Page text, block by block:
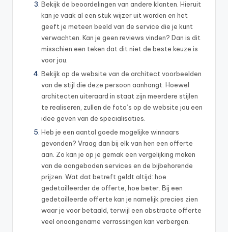
Bekijk de beoordelingen van andere klanten. Hieruit
kan je vaak al een stuk wijzer uit worden en het
geeft je meteen beeld van de service die je kunt
verwachten. Kan je geen reviews vinden? Dan is dit
misschien een teken dat dit niet de beste keuze is
voor jou.
Bekijk op de website van de architect voorbeelden
van de stijl die deze persoon aanhangt. Hoewel
architecten uiteraard in staat zijn meerdere stijlen
te realiseren, zullen de foto’s op de website jou een
idee geven van de specialisaties.
Heb je een aantal goede mogelijke winnaars
gevonden? Vraag dan bij elk van hen een offerte
aan. Zo kan je op je gemak een vergelijking maken
van de aangeboden services en de bijbehorende
prijzen. Wat dat betreft geldt altijd: hoe
gedetailleerder de offerte, hoe beter. Bij een
gedetailleerde offerte kan je namelijk precies zien
waar je voor betaald, terwijl een abstracte offerte
veel onaangename verrassingen kan verbergen.